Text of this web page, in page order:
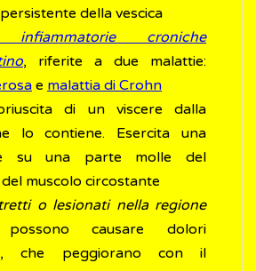
della vescica
infiammatorie croniche
, riferite a due malattie:
e malattia di Crohn
di un viscere dalla
lo contiene. Esercita una
su una parte molle del
muscolo circostante
o lesionati nella regione
possono causare dolori
che peggiorano con il